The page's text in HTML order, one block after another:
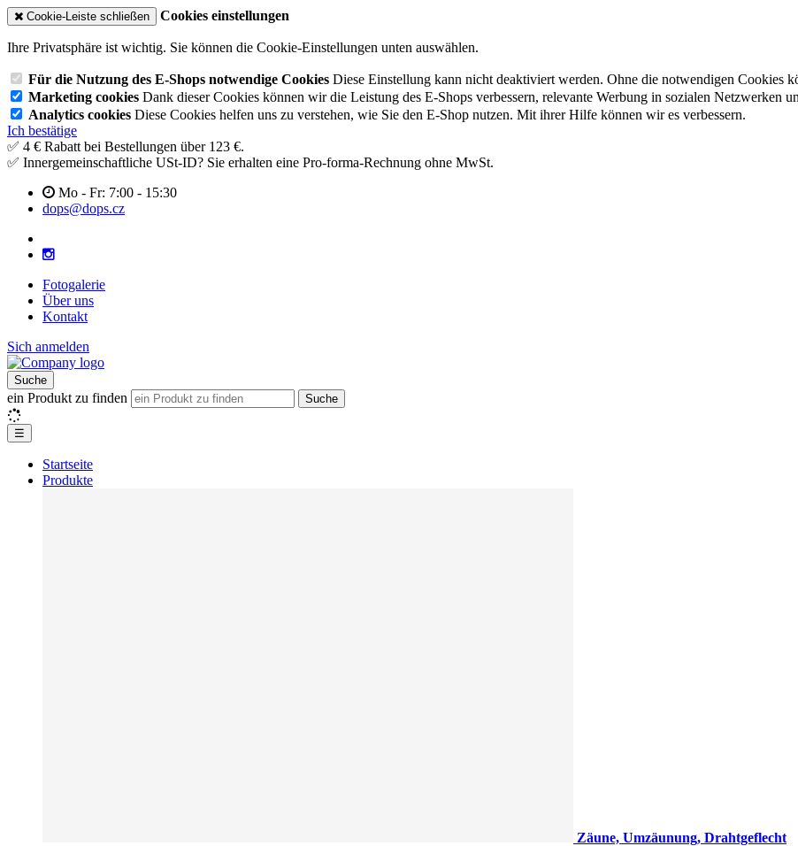
Cookie-Leiste schließen Cookies einstellungen
Ihre Privatsphäre ist wichtig. Sie können die Cookie-Einstellungen unten auswählen.
Für die Nutzung des E-Shops notwendige Cookies Diese Einstellung kann nicht deaktiviert werden. Ohne die notwendigen Cookies
Marketing cookies Dank dieser Cookies können wir die Leistung des E-Shops verbessern, relevante Werbung in sozialen Netzwerken
Analytics cookies Diese Cookies helfen uns zu verstehen, wie Sie den E-Shop nutzen. Mit ihrer Hilfe können wir es verbessern.
Ich bestätige
✅ 4 € Rabatt bei Bestellungen über 123 €.
✅ Innergemeinschaftliche USt-ID? Sie erhalten eine Pro-forma-Rechnung ohne MwSt.
Mo - Fr: 7:00 - 15:30
dops@dops.cz
Fotogalerie
Über uns
Kontakt
Sich anmelden
Suche
ein Produkt zu finden Suche
☰
Startseite
Produkte
Zäune, Umzäunung, Drahtgeflecht